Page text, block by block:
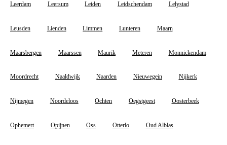
Leerdam Leersum Leiden Leidschendam Lelystad
Leusden Lienden Limmen Lunteren Maarn
Maarsbergen Maarssen Maurik Meteren Monnickendam
Moordrecht Naaldwijk Naarden Nieuwegein Nijkerk
Nijmegen Noordeloos Ochten Oegstgeest Oosterbeek
Ophemert Opijnen Oss Otterlo Oud Alblas